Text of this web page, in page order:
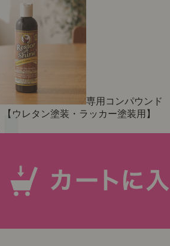
専用コンパウンド
【ウレタン塗装・ラッカー塗装用】